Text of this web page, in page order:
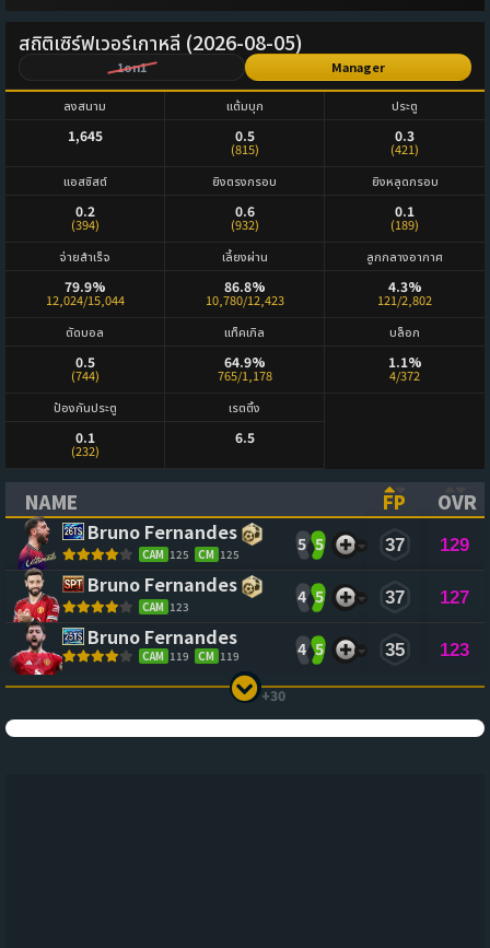
สถิติเซิร์ฟเวอร์เกาหลี (2026-08-05)
1on1 Manager
ลงสนาม
1,645
แต้มบุก
0.5
(815)
ประตู
0.3
(421)
แอสซิสต์
0.2
(394)
ยิงตรงกรอบ
0.6
(932)
ยิงหลุดกรอบ
0.1
(189)
จ่ายสำเร็จ
79.9%
12,024/15,044
เลี้ยงผ่าน
86.8%
10,780/12,423
ลูกกลางอากาศ
4.3%
121/2,802
ตัดบอล
0.5
(744)
แท็คเกิล
64.9%
765/1,178
บล็อก
1.1%
4/372
ป้องกันประตู
0.1
(232)
เรตติ้ง
6.5
NAME
(CLICK TO SORT ASCENDING)
FP
OVR
Bruno Fernandes
CAM 125 CM 125
5 5 37 129
Bruno Fernandes
CAM 123
4 5 37 127
Bruno Fernandes
CAM 119 CM 119 4 5 35 123
+30